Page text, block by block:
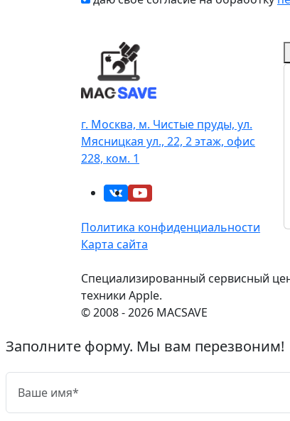
г. Москва, м. Чистые пруды, ул.
Мясницкая ул., 22, 2 этаж, офис
228, ком. 1
Политика конфиденциальности
Карта сайта
Специализированный сервисный
техники Apple.
© 2008 - 2026 MACSAVE
Заполните форму. Мы вам перезвоним!